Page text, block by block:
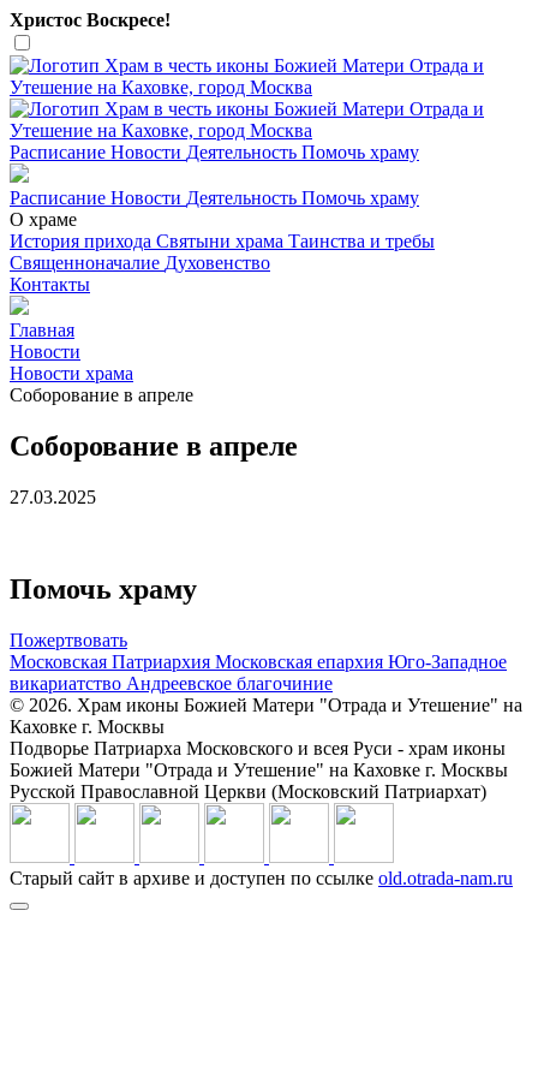
Христос Воскресе!
Расписание Новости Деятельность Помочь храму
Расписание Новости Деятельность Помочь храму
О храме
История прихода Святыни храма Таинства и требы
Священноначалие Духовенство
Контакты
Главная
Новости
Новости храма
Соборование в апреле
Соборование в апреле
27.03.2025
Помочь храму
Пожертвовать
Московская Патриархия Московская епархия Юго-Западное
викариатство Андреевское благочиние
© 2026. Храм иконы Божией Матери "Отрада и Утешение" на
Каховке г. Москвы
Подворье Патриарха Московского и всея Руси - храм иконы
Божией Матери "Отрада и Утешение" на Каховке г. Москвы
Русской Православной Церкви (Московский Патриархат)
Старый сайт в архиве и доступен по ссылке old.otrada-nam.ru